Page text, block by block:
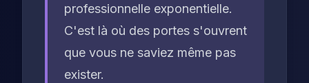
professionnelle exponentielle.
C'est là où des portes s'ouvrent
que vous ne saviez même pas
exister.